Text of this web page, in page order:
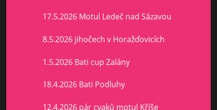
17.5.2026 Motul Ledeč nad Sázavou
8.5.2026 jihočech v Horažďovicích
1.5.2026 Bati cup Zalány
18.4.2026 Bati Podluhy
12.4.2026 pár cvaků motul Kříše